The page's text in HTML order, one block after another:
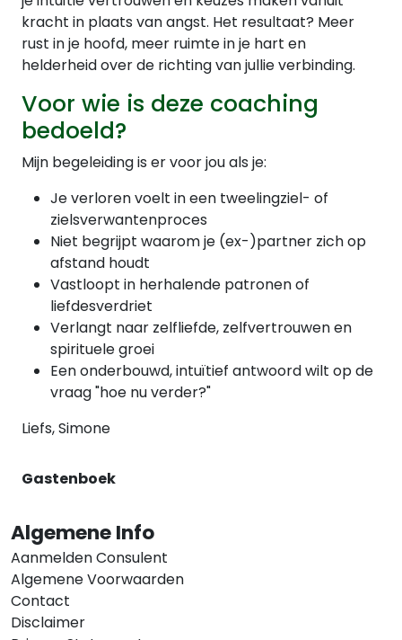
kracht in plaats van angst. Het resultaat? Meer
rust in je hoofd, meer ruimte in je hart en
helderheid over de richting van jullie verbinding.
Voor wie is deze coaching
bedoeld?
Mijn begeleiding is er voor jou als je:
Je verloren voelt in een tweelingziel- of
zielsverwantenproces
Niet begrijpt waarom je (ex-)partner zich op
afstand houdt
Vastloopt in herhalende patronen of
liefdesverdriet
Verlangt naar zelfliefde, zelfvertrouwen en
spirituele groei
Een onderbouwd, intuïtief antwoord wilt op de
vraag "hoe nu verder?"
Liefs, Simone
Gastenboek
Algemene Info
Aanmelden Consulent
Algemene Voorwaarden
Contact
Disclaimer